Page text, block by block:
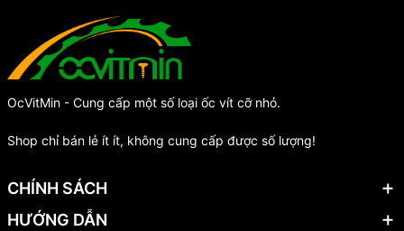
OcVitMin - Cung cấp một số loại ốc vít cỡ nhỏ.
Shop chỉ bán lẻ ít ít, không cung cấp được số lượng!
CHÍNH SÁCH
HƯỚNG DẪN